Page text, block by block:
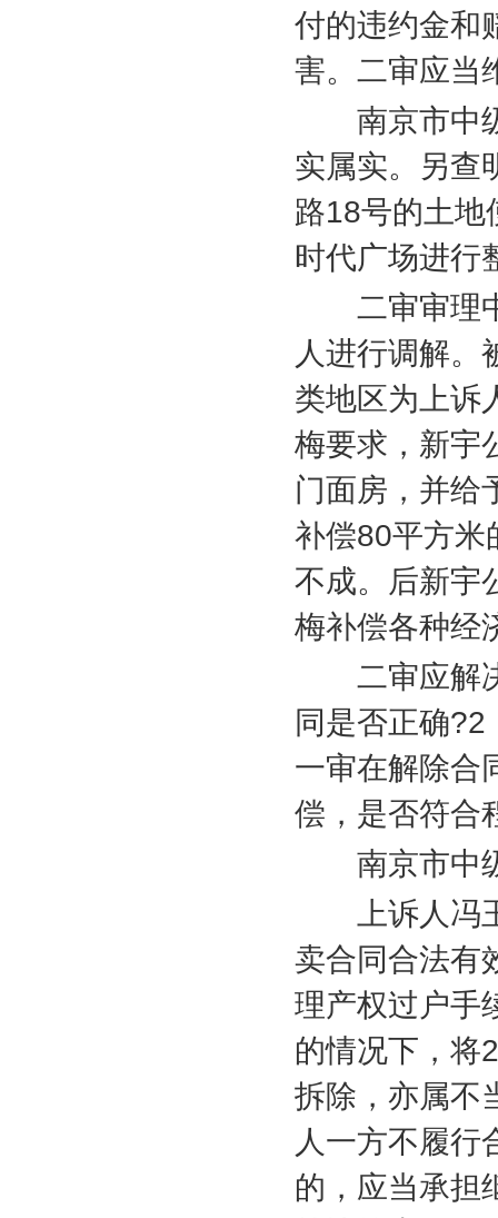
付的违约金和
害。二审应当
南京市中级
实属实。另查
路18号的土地
时代广场进行
二审审理中
人进行调解。
类地区为上诉
梅要求，新宇
门面房，并给
补偿80平方米
不成。后新宇
梅补偿各种经
二审应解决
同是否正确?2
一审在解除合
偿，是否符合
南京市中级
上诉人冯玉
卖合同合法有
理产权过户手
的情况下，将
拆除，亦属不
人一方不履行
的，应当承担